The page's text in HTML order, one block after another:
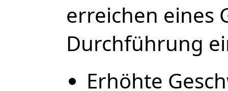
erreichen eines
Durchführung
Erhöhte